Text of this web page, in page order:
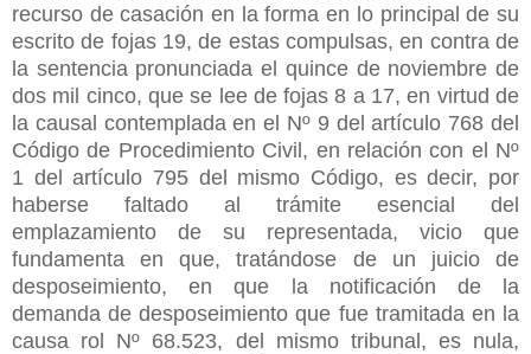
recurso de casación en la forma en lo principal de su
escrito de fojas 19, de estas compulsas, en contra de
la sentencia pronunciada el quince de noviembre de
dos mil cinco, que se lee de fojas 8 a 17, en virtud de
la causal contemplada en el Nº 9 del artículo 768 del
Código de Procedimiento Civil, en relación con el Nº
1 del artículo 795 del mismo Código, es decir, por
haberse faltado al trámite esencial del
emplazamiento de su representada, vicio que
fundamenta en que, tratándose de un juicio de
desposeimiento, en que la notificación de la
demanda de desposeimiento que fue tramitada en la
causa rol Nº 68.523, del mismo tribunal, es nula,